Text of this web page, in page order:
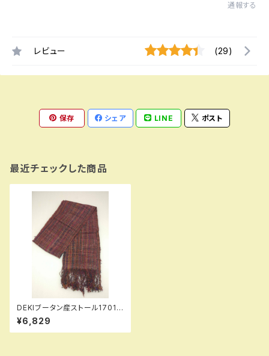
通報する
レビュー (29)
保存 シェア LINE ポスト
最近チェックした商品
DEKIブータン産ストール17011
Lac Wild silk（野蚕） 100%
¥6,829